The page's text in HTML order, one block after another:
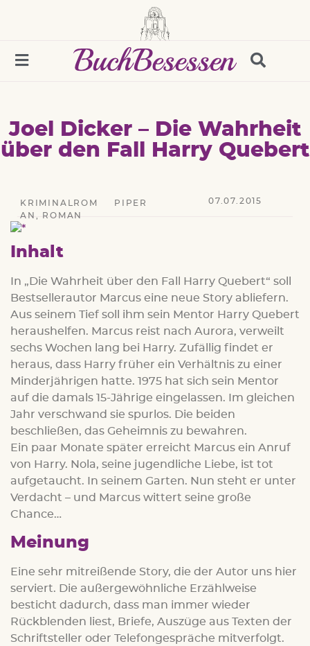
Joel Dicker – Die Wahrheit
über den Fall Harry Quebert
KRIMINALROM
AN
ROMAN
PIPER 07.07.2015
Inhalt
In „Die Wahrheit über den Fall Harry Quebert“ soll
Bestsellerautor Marcus eine neue Story abliefern.
Aus seinem Tief soll ihm sein Mentor Harry Quebert
heraushelfen. Marcus reist nach Aurora, verweilt
sechs Wochen lang bei Harry. Zufällig findet er
heraus, dass Harry früher ein Verhältnis zu einer
Minderjährigen hatte. 1975 hat sich sein Mentor
auf die damals 15-Jährige eingelassen. Im gleichen
Jahr verschwand sie spurlos. Die beiden
beschließen, das Geheimnis zu bewahren.
Ein paar Monate später erreicht Marcus ein Anruf
von Harry. Nola, seine jugendliche Liebe, ist tot
aufgetaucht. In seinem Garten. Nun steht er unter
Verdacht – und Marcus wittert seine große
Chance…
Meinung
Eine sehr mitreißende Story, die der Autor uns hier
serviert. Die außergewöhnliche Erzählweise
besticht dadurch, dass man immer wieder
Rückblenden liest, Briefe, Auszüge aus Texten der
Schriftsteller oder Telefongespräche mitverfolgt.